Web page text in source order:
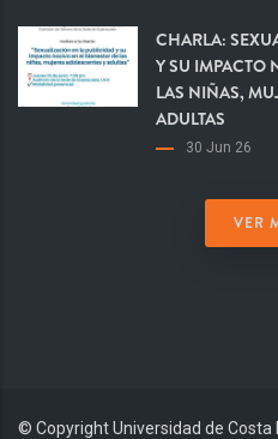
CHARLA:
Y SU IMPACTO
LAS NIÑAS,
ADULTAS
30 Jun 26
VER
© Copyright Universidad de Costa